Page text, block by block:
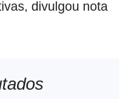
divulgou nota